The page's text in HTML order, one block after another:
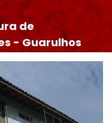
de
- Guarulhos